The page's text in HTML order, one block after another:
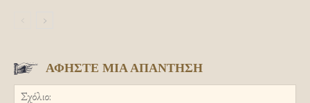
ΑΦΗΣΤΕ ΜΙΑ ΑΠΑΝΤΗΣΗ